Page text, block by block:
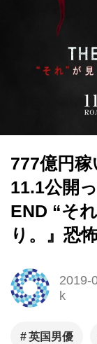
777億円
11.1公開
END “そ
り。』​恐
2019-
k
英国男優